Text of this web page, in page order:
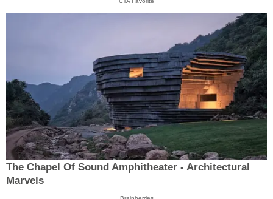
The Chapel Of Sound Amphitheater - Architectural
Marvels